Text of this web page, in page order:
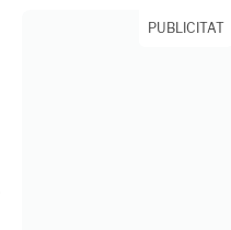
PUBLICITAT